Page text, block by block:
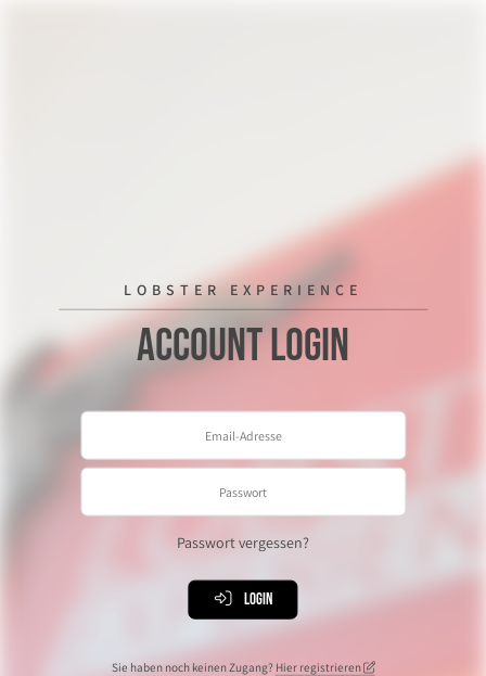
LOBSTER EXPERIENCE
Account Login
Passwort vergessen?
Login
Sie haben noch keinen Zugang? Hier registrieren